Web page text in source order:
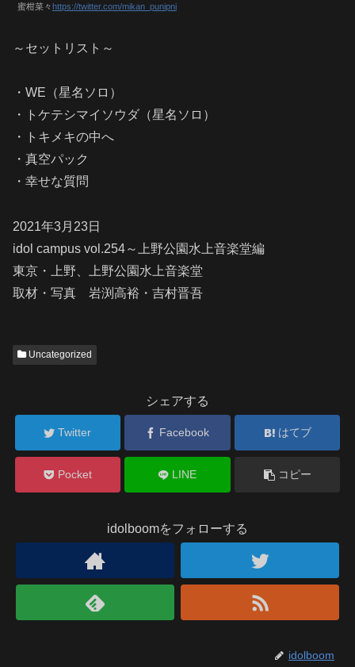
蜜柑菜々https://twitter.com/mikan_punipni
～セットリスト～
・WE（星名ソロ）
・トケテシマイソウダ（星名ソロ）
・トキメキの中へ
・真空パック
・幸せな質問
2021年3月23日
idol campus vol.254～上野公園水上音楽堂編
東京・上野、上野公園水上音楽堂
取材・写真 岩渕高裕・吉村晋吾
Uncategorized
シェアする
Twitter Facebook はてブ
Pocket LINE コピー
idolboomをフォローする
idolboom